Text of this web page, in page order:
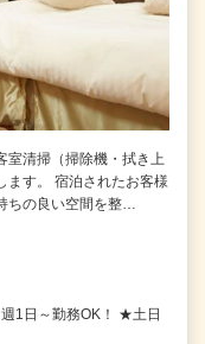
室清掃（掃除機・拭き上
ます。 宿泊されたお客様
ちの良い空間を整…
1日～勤務OK！ ★土日